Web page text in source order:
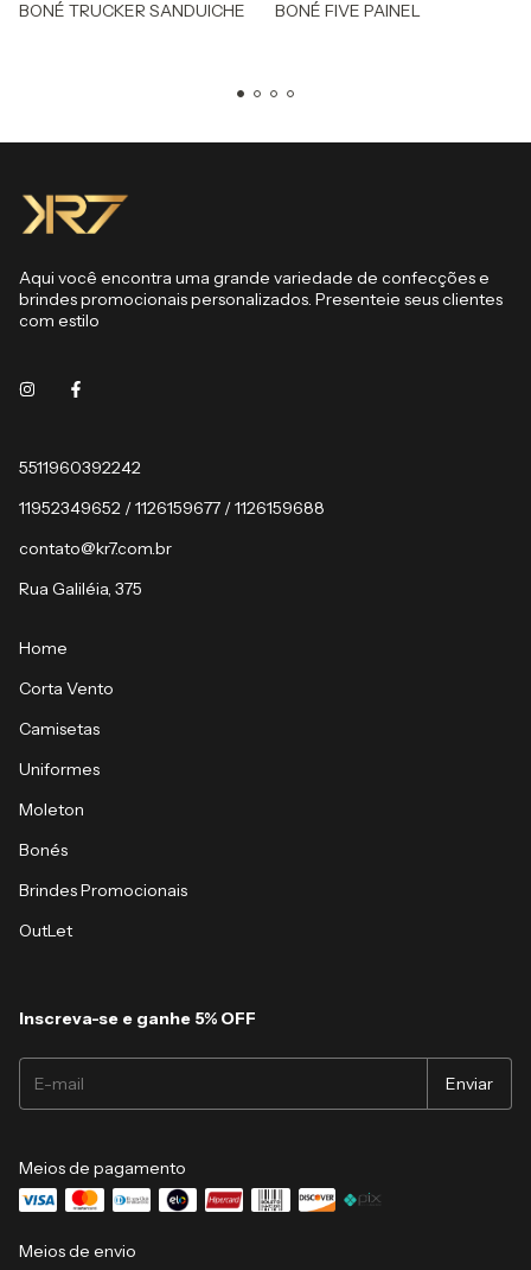
BONÉ TRUCKER SANDUICHE BONÉ FIVE PAINEL
Aqui você encontra uma grande variedade de confecções e
brindes promocionais personalizados. Presenteie seus clientes
com estilo
5511960392242
11952349652 / 1126159677 / 1126159688
contato@kr7.com.br
Rua Galiléia, 375
Home
Corta Vento
Camisetas
Uniformes
Moleton
Bonés
Brindes Promocionais
OutLet
Inscreva-se e ganhe 5% OFF
Meios de pagamento
Meios de envio